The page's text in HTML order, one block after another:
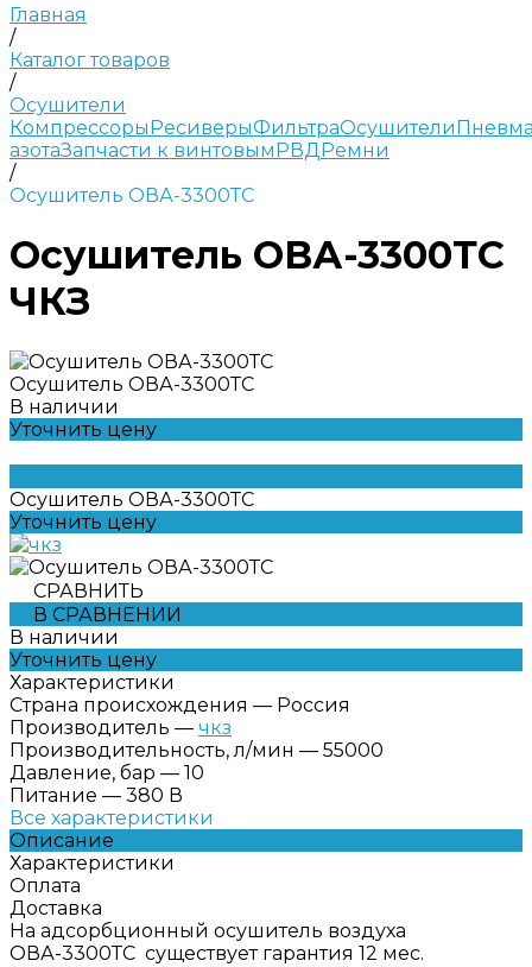
Главная
/
Каталог товаров
/
Осушители
КомпрессорыРесиверыФильтраОсушители
азотаЗапчасти к винтовымРВДРемни
/
Осушитель ОВА-3300ТС
Осушитель ОВА-3300ТС
ЧКЗ
Осушитель ОВА-3300ТС
В наличии
Уточнить цену
Осушитель ОВА-3300ТС
Уточнить цену
СРАВНИТЬ
В СРАВНЕНИИ
В наличии
Уточнить цену
Характеристики
Страна происхождения — Россия
Производитель — чкз
Производительность, л/мин — 55000
Давление, бар — 10
Питание — 380 В
Все характеристики
Описание
Характеристики
Оплата
Доставка
На адсорбционный осушитель воздуха
ОВА-3300ТС существует гарантия 12 мес.